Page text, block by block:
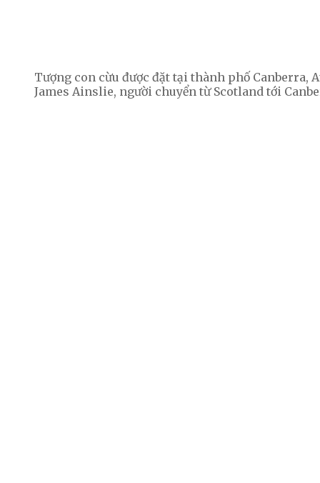
Tượng con cừu được đặt tại thành phố Canberra,
James Ainslie, người chuyển từ Scotland tới